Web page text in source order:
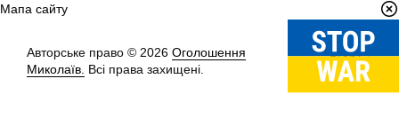
Мапа сайту
Авторське право © 2026 Оголошення
Миколаїв. Всі права захищені.
Вгору